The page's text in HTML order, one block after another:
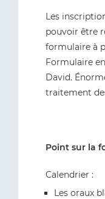
Les
pouvoir être
formulaire à
Formulaire
David.
traitement
Point sur la
Calendrier :
Les oraux